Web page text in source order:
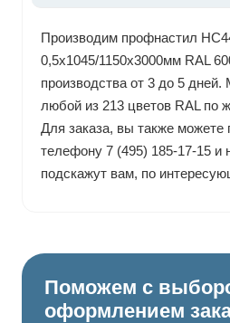
Производим профнастил
0,5х1045/1150х3000мм RAL
производства от 3 до 5
любой из 213 цветов RAL по
Для заказа, вы также можете
телефону 7 (495) 185-17-15
подскажут вам, по
Поможем с
оформлением